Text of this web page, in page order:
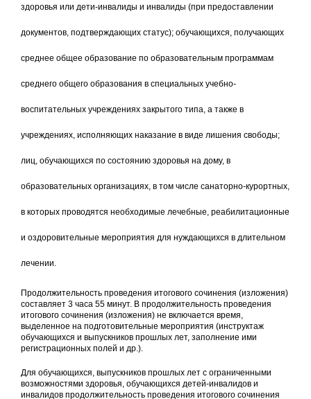
здоровья или дети-инвалиды и инвалиды (при предоставлении
документов, подтверждающих статус); обучающихся, получающих
среднее общее образование по образовательным программам
среднего общего образования в специальных учебно-
воспитательных учреждениях закрытого типа, а также в
учреждениях, исполняющих наказание в виде лишения свободы;
лиц, обучающихся по состоянию здоровья на дому, в
образовательных организациях, в том числе санаторно-курортных,
в которых проводятся необходимые лечебные, реабилитационные
и оздоровительные мероприятия для нуждающихся в длительном
лечении.
Продолжительность проведения итогового сочинения (изложения)
составляет 3 часа 55 минут. В продолжительность проведения
итогового сочинения (изложения) не включается время,
выделенное на подготовительные мероприятия (инструктаж
обучающихся и выпускников прошлых лет, заполнение ими
регистрационных полей и др.).
Для обучающихся, выпускников прошлых лет с ограниченными
возможностями здоровья, обучающихся детей-инвалидов и
инвалидов продолжительность проведения итогового сочинения